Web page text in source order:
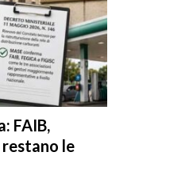
FAIB,
restano le